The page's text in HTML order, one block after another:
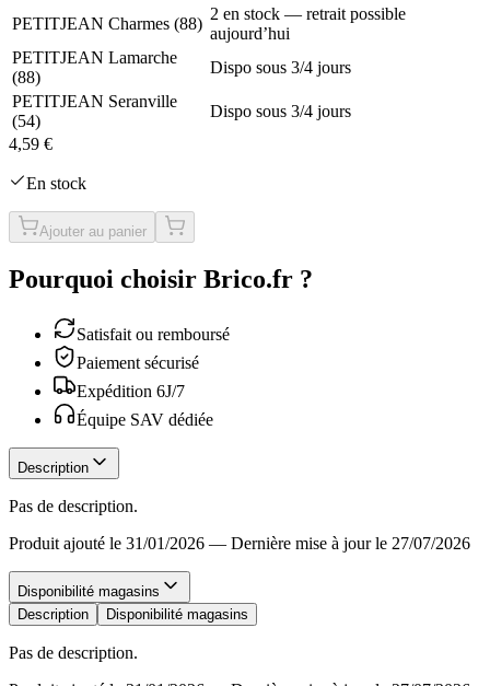
PETITJEAN Charmes (88)
2 en stock — retrait possible
aujourd’hui
PETITJEAN Lamarche
(88)
Dispo sous 3/4 jours
PETITJEAN Seranville
(54)
Dispo sous 3/4 jours
4,59 €
En stock
Ajouter au panier
Pourquoi choisir Brico.fr ?
Satisfait ou remboursé
Paiement sécurisé
Expédition 6J/7
Équipe SAV dédiée
Description
Pas de description.
Produit ajouté le 31/01/2026 — Dernière mise à jour le 27/07/2026
Disponibilité magasins
Description
Disponibilité magasins
Pas de description.